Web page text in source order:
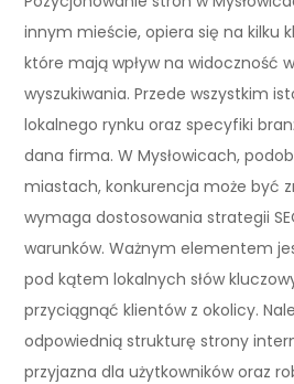
innym mieście, opiera się na kilku
które mają wpływ na widoczność
wyszukiwania. Przede wszystkim
lokalnego rynku oraz specyfiki
dana firma. W Mysłowicach,
miastach, konkurencja może być
wymaga dostosowania strategii
warunków. Ważnym elementem
pod kątem lokalnych słów
przyciągnąć klientów z okolicy.
odpowiednią strukturę strony
przyjazna dla użytkowników oraz